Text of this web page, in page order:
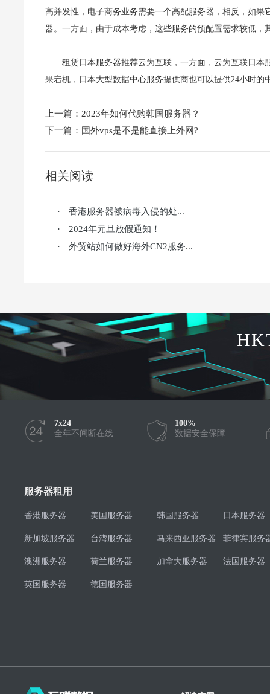
高并发性，电子商务业务需要一个高配服务器，相反，如
器。一方面，由于成本考虑，这些服务的预配置需求较低，
租赁日本服务器推荐云为互联，一方面，云为互联日
果宕机，日本大型数据中心服务提供商也可以提供24小时的
上一篇： 2023年如何代购韩国服务器？
下一篇： 国外vps是不是能直接上外网?
相关阅读
· 香港服务器被病毒入侵的处...
· 2024年元旦放假通知！
· 外贸站如何做好海外CN2服务...
7x24
全年不间断在线
100%
数据安全保障
服务器租用
香港服务器 美国服务器 韩国服务器 日本服务器
新加坡服务器 台湾服务器 马来西亚服务器 菲律宾服务
澳洲服务器 荷兰服务器 加拿大服务器 法国服务器
英国服务器 德国服务器